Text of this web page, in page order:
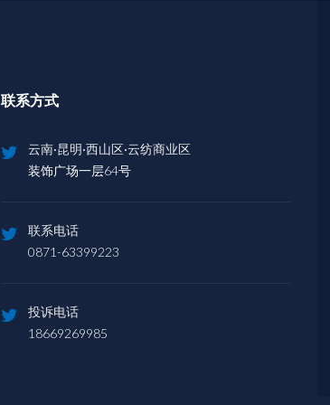
联系方式
云南·昆明·西山区·云纺商业区
装饰广场一层64号
联系电话
0871-63399223
投诉电话
18669269985